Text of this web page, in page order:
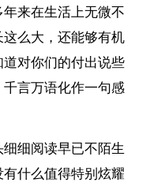
来在生活上无微不
么大，还能够有机
对你们的付出说些
言万语化作一句感
细阅读早已不陌生
什么值得特别炫耀